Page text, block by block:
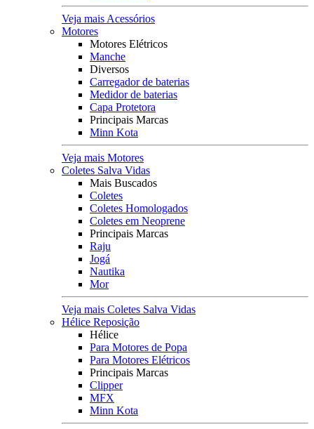
Veja mais Acessórios
Motores
Motores Elétricos
Manche
Diversos
Carregador de baterias
Medidor de baterias
Capa Protetora
Principais Marcas
Minn Kota
Veja mais Motores
Coletes Salva Vidas
Mais Buscados
Coletes
Coletes Homologados
Coletes em Neoprene
Principais Marcas
Raju
Jogá
Nautika
Mor
Veja mais Coletes Salva Vidas
Hélice Reposição
Hélice
Para Motores de Popa
Para Motores Elétricos
Principais Marcas
Clipper
MFX
Minn Kota